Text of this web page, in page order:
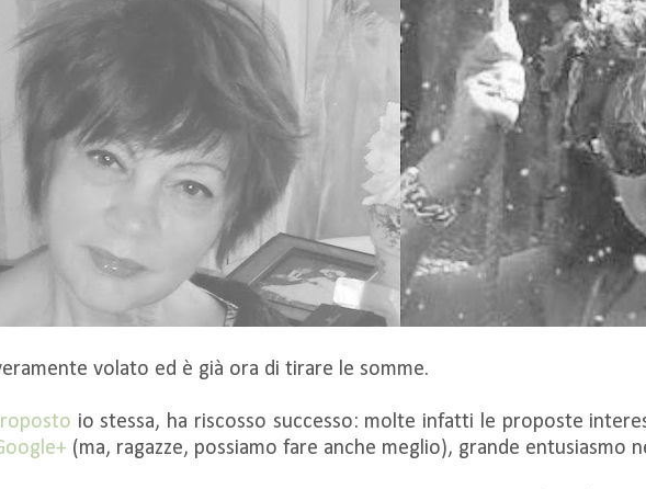
volato ed è già ora di tirare le somme.
io stessa, ha riscosso successo: molte infatti le proposte
(ma, ragazze, possiamo fare anche meglio), grande entusiasmo